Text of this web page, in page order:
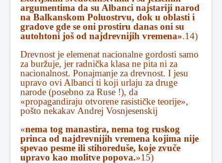
argumentima da su Albanci najstariji narod
na Balkanskom Poluostrvu, dok u oblasti i
gradove gde se oni prostiru danas oni su
autohtoni još od najdrevnijih vremena».14)
Drevnost je elemenat nacionalne gordosti samo
za buržuje, jer radnička klasa ne pita ni za
nacionalnost. Ponajmanje za drevnost. I jesu
upravo ovi Albanci ti koji urlaju za druge
narode (posebno za Ruse !), da
«propagandiraju otvorene rasističke teorije»,
pošto nekakav Andrej Vosnjesenskij
«nema tog manastira, nema tog ruskog
princa od najdrevnijih vremena kojima nije
spevao pesme ili stihoreduše, koje zvuče
upravo kao molitve popova.»15)